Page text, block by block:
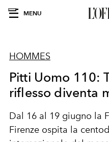
MENU
HOMMES
Pitti Uomo 110:
riflesso diventa
Dal 16 al 19 giugno la
Firenze ospita la